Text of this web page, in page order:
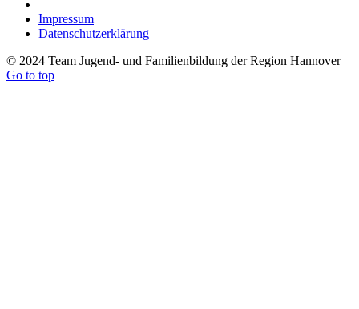
Impressum
Datenschutzerklärung
© 2024 Team Jugend- und Familienbildung der Region Hannover
Go to top